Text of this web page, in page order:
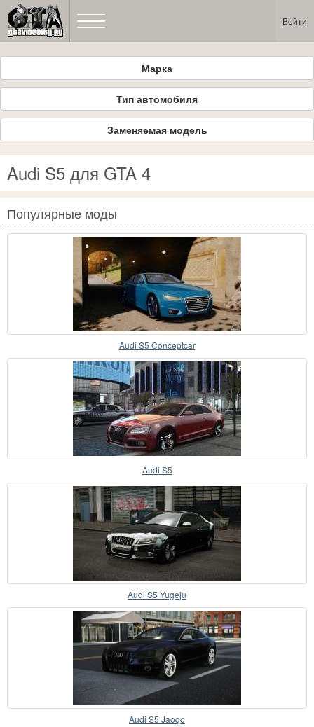
Войти
Марка
Тип автомобиля
Заменяемая модель
Audi S5 для GTA 4
Популярные моды
Audi S5 Conceptcar
Audi S5
Audi S5 Yugeju
Audi S5 Jaoqo